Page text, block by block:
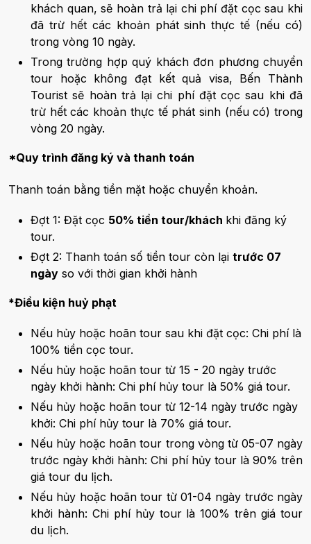
khách quan, sẽ hoàn trả lại chi phí đặt cọc sau khi
đã trừ hết các khoản phát sinh thực tế (nếu có)
trong vòng 10 ngày.
Trong trường hợp quý khách đơn phương chuyển
tour hoặc không đạt kết quả visa, Bến Thành
Tourist sẽ hoàn trả lại chi phí đặt cọc sau khi đã
trừ hết các khoản thực tế phát sinh (nếu có) trong
vòng 20 ngày.
*Quy trình đăng ký và thanh toán
Thanh toán bằng tiền mặt hoặc chuyển khoản.
Đợt 1: Đặt cọc 50% tiền tour/khách khi đăng ký
tour.
Đợt 2: Thanh toán số tiền tour còn lại trước 07
ngày so với thời gian khởi hành
*Điều kiện huỷ phạt
Nếu hủy hoặc hoãn tour sau khi đặt cọc: Chi phí là
100% tiền cọc tour.
Nếu hủy hoặc hoãn tour từ 15 - 20 ngày trước
ngày khởi hành: Chi phí hủy tour là 50% giá tour.
Nếu hủy hoặc hoãn tour từ 12-14 ngày trước ngày
khởi: Chi phí hủy tour là 70% giá tour.
Nếu hủy hoặc hoãn tour trong vòng từ 05-07 ngày
trước ngày khởi hành: Chi phí hủy tour là 90% trên
giá tour du lịch.
Nếu hủy hoặc hoãn tour từ 01-04 ngày trước ngày
khởi hành: Chi phí hủy tour là 100% trên giá tour
du lịch.